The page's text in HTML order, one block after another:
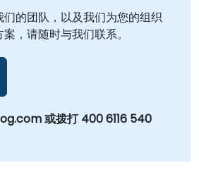
优化反馈循环，并构建可扩展
论是被称为 Google 的代理优
程团队从逐行编码提升到战略编
部署和监督智能代理，独立构
NobleProg —— 您的本地咨询合
的团队，以及我们为您的组织
，请随时与我们联系。
或拨打 400 6116 540